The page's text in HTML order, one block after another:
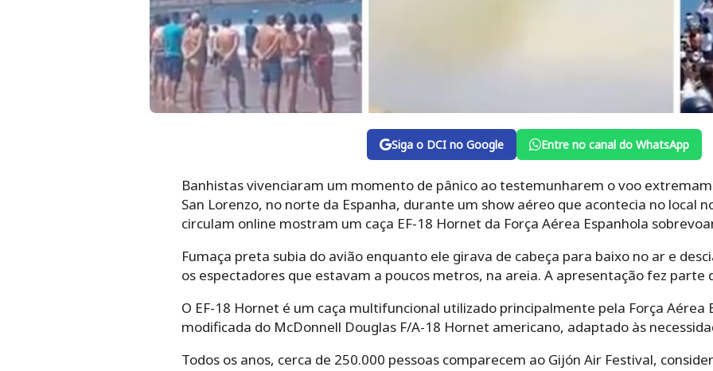
Siga o DCI no Google Entre no canal do WhatsApp
Banhistas vivenciaram um momento de pânico ao testemunharem o voo
San Lorenzo, no norte da Espanha, durante um show aéreo que acontecia no local
circulam online mostram um caça EF-18 Hornet da Força Aérea Espanhola
Fumaça preta subia do avião enquanto ele girava de cabeça para baixo no ar e
os espectadores que estavam a poucos metros, na areia. A apresentação fez parte
O EF-18 Hornet é um caça multifuncional utilizado principalmente pela Força Aérea
modificada do McDonnell Douglas F/A-18 Hornet americano, adaptado às
Todos os anos, cerca de 250.000 pessoas comparecem ao Gijón Air Festival,